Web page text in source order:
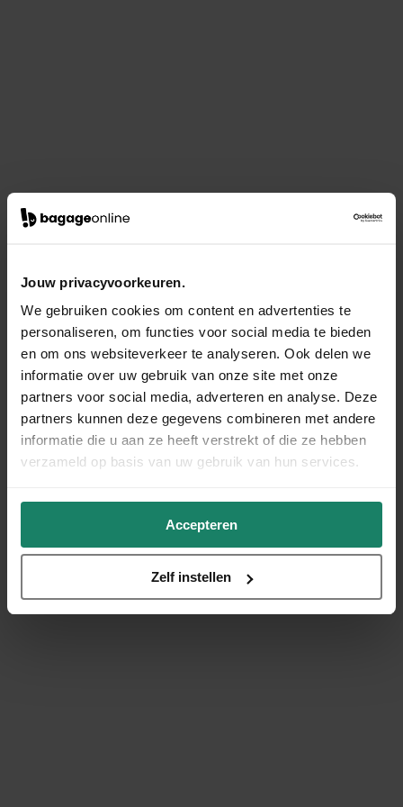
Jouw privacyvoorkeuren.
We gebruiken cookies om content en advertenties te
personaliseren, om functies voor social media te bieden
en om ons websiteverkeer te analyseren. Ook delen we
informatie over uw gebruik van onze site met onze
partners voor social media, adverteren en analyse. Deze
partners kunnen deze gegevens combineren met andere
informatie die u aan ze heeft verstrekt of die ze hebben
verzameld op basis van uw gebruik van hun services.
Accepteren
Zelf instellen